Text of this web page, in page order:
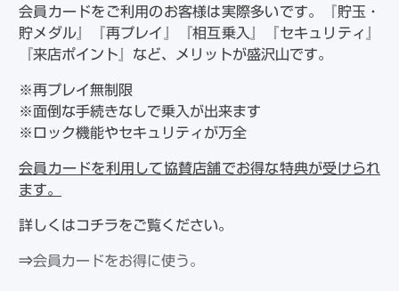
会員カードをご利用のお客様は実際多いです。『貯玉・
貯メダル』『再プレイ』『相互乗入』『セキュリティ』
『来店ポイント』など、メリットが盛沢山です。
※再プレイ無制限
※面倒な手続きなしで乗入が出来ます
※ロック機能やセキュリティが万全
会員カードを利用して協賛店舗でお得な特典が受けられ
ます。
詳しくはコチラをご覧ください。
⇒会員カードをお得に使う。